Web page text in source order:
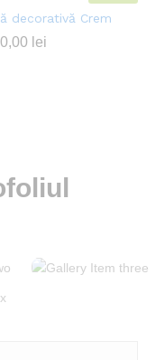
decorativă Crem
lei